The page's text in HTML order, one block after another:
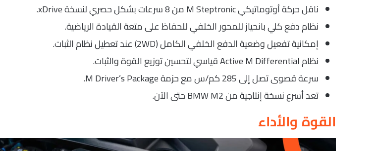
ناقل حركة أوتوماتيكي M Steptronic من 8 سرعات بشكل حصري لنسخة xDrive.
نظام دفع كلي بانحياز للمحور الخلفي للحفاظ على متعة القيادة الرياضية.
إمكانية تفعيل وضعية الدفع الخلفي الكامل (2WD) عند تعطيل نظام الثبات.
نظام Active M Differential قياسي لتحسين توزيع القوة والثبات.
سرعة قصوى تصل إلى 285 كم/س مع حزمة M Driver’s Package.
تعد أسرع نسخة إنتاجية من BMW M2 حتى الآن.
القوة والأداء